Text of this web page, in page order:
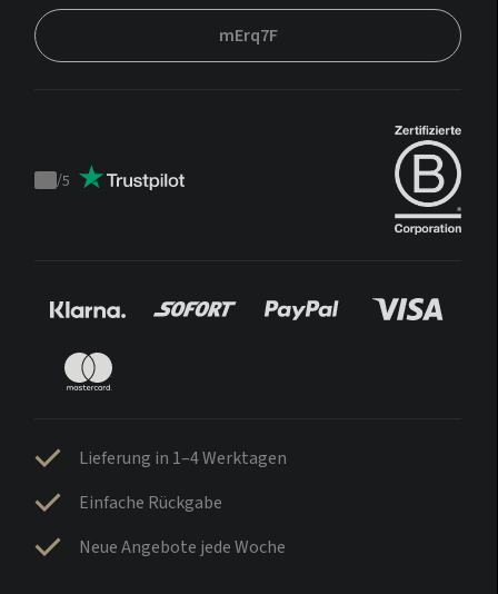
mErq7F
Trustpilot
/5
Lieferung in 1–4 Werktagen
Einfache Rückgabe
Neue Angebote jede Woche